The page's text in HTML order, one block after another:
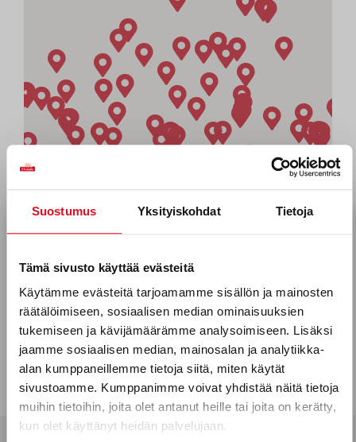
Suostumus Yksityiskohdat Tietoja
Tämä sivusto käyttää evästeitä
Käytämme evästeitä tarjoamamme sisällön ja mainosten
räätälöimiseen, sosiaalisen median ominaisuuksien
tukemiseen ja kävijämäärämme analysoimiseen. Lisäksi
jaamme sosiaalisen median, mainosalan ja analytiikka-
alan kumppaneillemme tietoja siitä, miten käytät
sivustoamme. Kumppanimme voivat yhdistää näitä tietoja
muihin tietoihin, joita olet antanut heille tai joita on kerätty,
kun olet käyttänyt heidän palvelujaan.
Tilaa uutiskirjeemme
Puhelinnumero
Mitkä seuraavista aihealueista
kiinnostavat sinua?